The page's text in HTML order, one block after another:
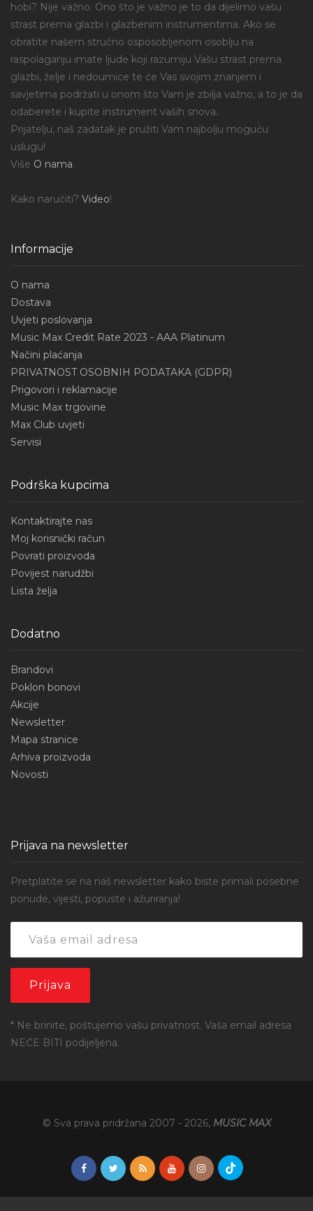
hobi? Nije važno. Ono što je važno je to da dijelimo vašu
strast prema glazbi i glazbenim instrumentima. Ako se
obratite našem stručno osposobljenom osoblju na
raspolaganju imate ljude koji razumiju Vašu strast prema
glazbi, želje i nedoumice te će Vas svojim znanjem i
savjetima podržati u onom što Vam je zbilja važno, a to je da
odaberete i kupite instrument vaših snova.
Prijatelju, naš zadatak je pružiti Vam najbolju moguću
uslugu!
Više O nama.
Kako naručiti? Video!
Informacije
O nama
Dostava
Uvjeti poslovanja
Music Max Credit Rate 2023 - AAA Platinum
Načini plaćanja
PRIVATNOST OSOBNIH PODATAKA (GDPR)
Prigovori i reklamacije
Music Max trgovine
Max Club uvjeti
Servisi
Podrška kupcima
Kontaktirajte nas
Moj korisnički račun
Povrati proizvoda
Povijest narudžbi
Lista želja
Dodatno
Brandovi
Poklon bonovi
Akcije
Newsletter
Mapa stranice
Arhiva proizvoda
Novosti
Prijava na newsletter
Pretplatite se na naš newsletter kako biste primali posebne
ponude, vijesti, popuste i ažuriranja!
* Ne brinite, poštujemo vašu privatnost. Vaša email adresa
NEĆE BITI podijeljena.
© Sva prava pridržana 2007 - 2026, MUSIC MAX